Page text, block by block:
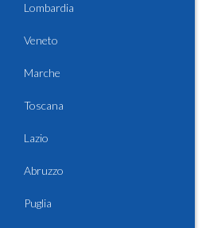
Lombardia
Veneto
Marche
Toscana
Lazio
Abruzzo
Puglia